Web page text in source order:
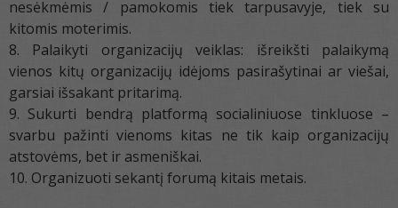
nesėkmėmis / pamokomis tiek tarpusavyje, tiek su
kitomis moterimis.
Palaikyti organizacijų veiklas: išreikšti palaikymą
vienos kitų organizacijų idėjoms pasirašytinai ar viešai,
garsiai išsakant pritarimą.
Sukurti bendrą platformą socialiniuose tinkluose –
svarbu pažinti vienoms kitas ne tik kaip organizacijų
atstovėms, bet ir asmeniškai.
Organizuoti sekantį forumą kitais metais.